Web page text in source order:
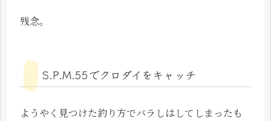
残念。
S.P.M.55でクロダイをキャッチ
ようやく見つけた釣り方でバラしはしてしまったも